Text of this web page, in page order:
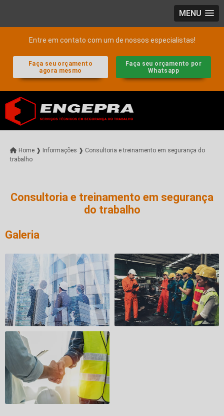
MENU
Entre em contato com um de nossos especialistas!
Faça seu orçamento
agora mesmo
Faça seu orçamento por
Whatsapp
Home ❱ Informações ❱ Consultoria e treinamento em segurança do
trabalho
Consultoria e treinamento em segurança
do trabalho
Galeria